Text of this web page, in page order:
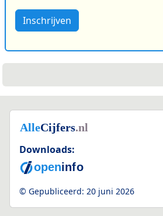
Inschrijven
Downloads:
© Gepubliceerd: 20 juni 2026